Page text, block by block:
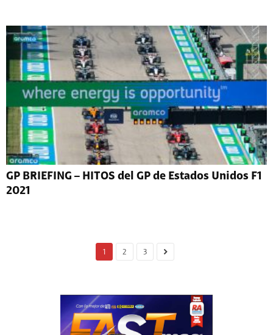
GP BRIEFING – HITOS del GP de Estados Unidos F1
2021
1 2 3